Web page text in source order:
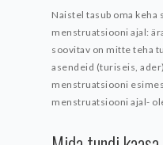
Naistel tasub oma
menstruatsiooni ajal:
soovitav on mitte teha
asendeid (turiseis,
menstruatsiooni
menstruatsiooni ajal-